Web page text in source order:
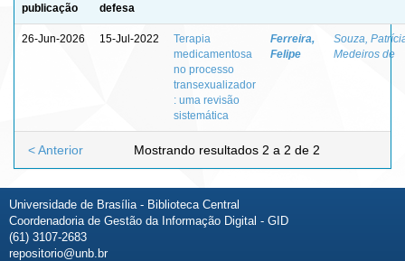
publicação
defesa
26-Jun-2026 15-Jul-2022
Terapia
medicamentosa
no processo
transexualizador
: uma revisão
sistemática
Ferreira,
Felipe
Souza,
Medeiros de
Mostrando resultados 2 a 2 de 2
< Anterior
Universidade de Brasília - Biblioteca Central
Coordenadoria de Gestão da Informação Digital - GID
(61) 3107-2683
repositorio@unb.br